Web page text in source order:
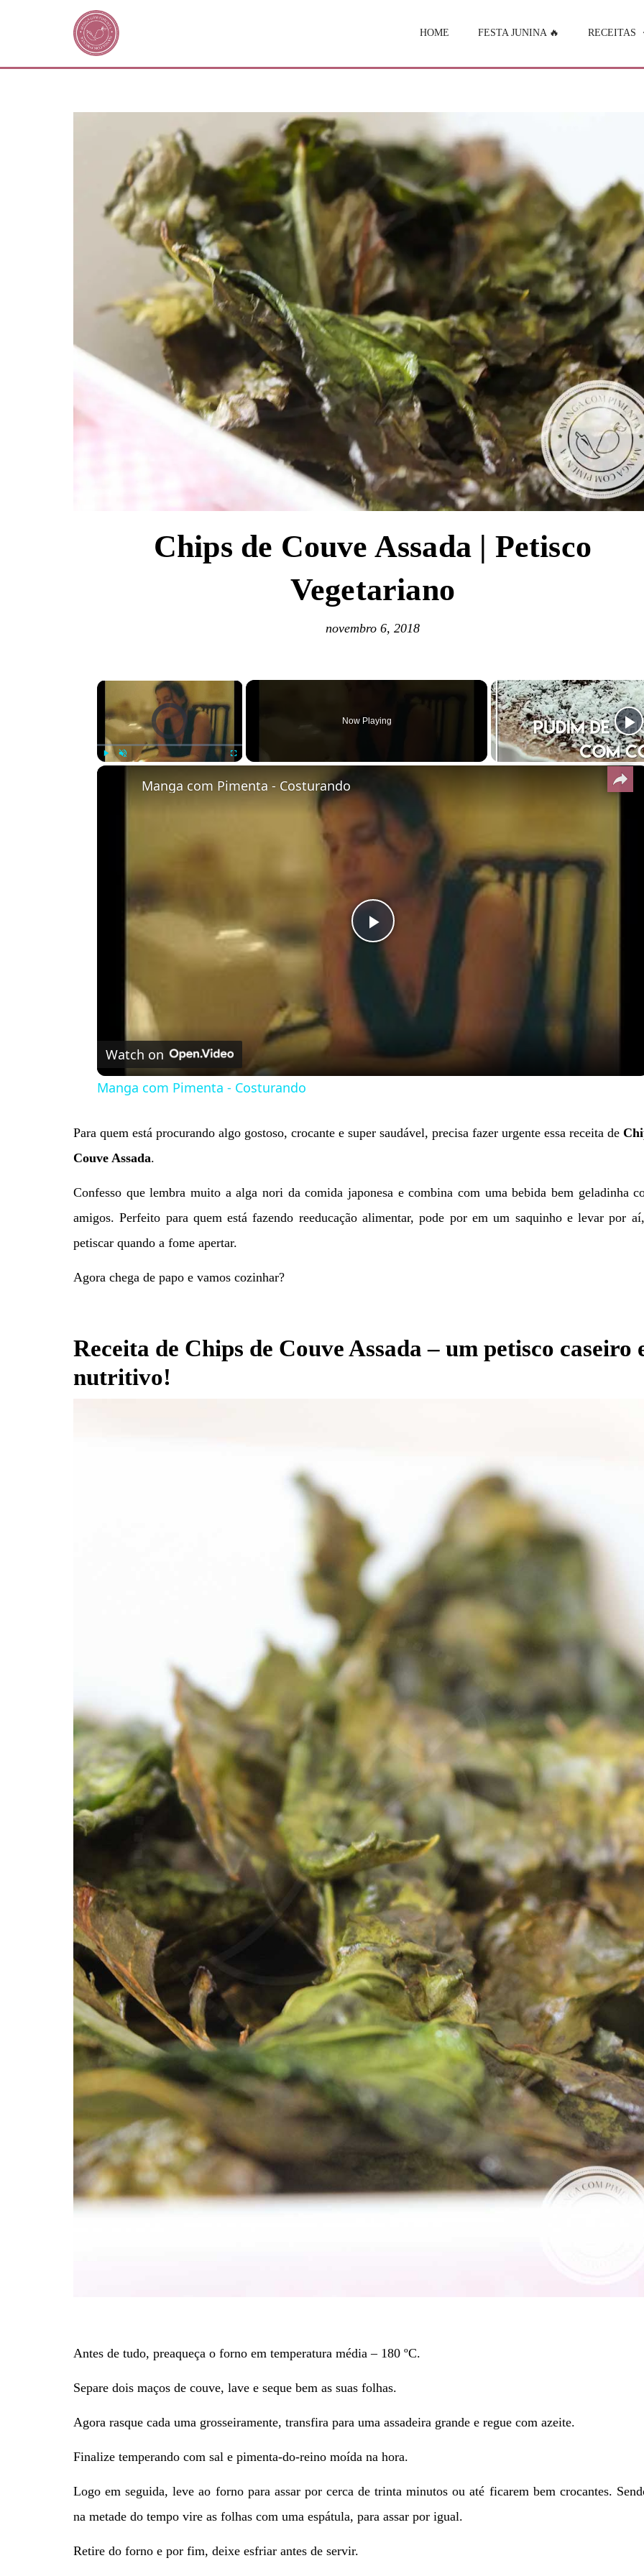
HOME FESTA JUNINA 🔥 RECEITAS
Chips de Couve Assada | Petisco
Vegetariano
novembro 6, 2018
×
Video Player is loading.
Now Playing
×
Play
Video
Manga com Pimenta - Costurando
Watch on
Manga com Pimenta - Costurando
Para quem está procurando algo gostoso, crocante e super saudável, precisa fazer urgente essa receita de
Couve Assada.
Confesso que lembra muito a alga nori da comida japonesa e combina com uma bebida bem geladinha
amigos. Perfeito para quem está fazendo reeducação alimentar, pode por em um saquinho e levar por
petiscar quando a fome apertar.
Agora chega de papo e vamos cozinhar?
Receita de Chips de Couve Assada – um petisco caseiro
nutritivo!
Antes de tudo, preaqueça o forno em temperatura média – 180 ºC.
Separe dois maços de couve, lave e seque bem as suas folhas.
Agora rasque cada uma grosseiramente, transfira para uma assadeira grande e regue com azeite.
Finalize temperando com sal e pimenta-do-reino moída na hora.
Logo em seguida, leve ao forno para assar por cerca de trinta minutos ou até ficarem bem crocantes.
na metade do tempo vire as folhas com uma espátula, para assar por igual.
Retire do forno e por fim, deixe esfriar antes de servir.